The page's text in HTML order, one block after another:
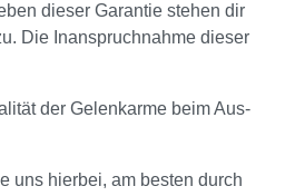
dieser Garantie stehen dir
Die Inanspruchnahme dieser
der Gelenkarme beim Aus-
uns hierbei, am besten durch